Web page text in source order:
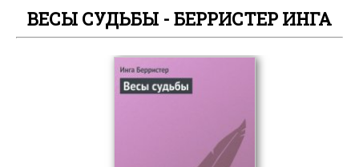
ВЕСЫ СУДЬБЫ - БЕРРИСТЕР ИНГА